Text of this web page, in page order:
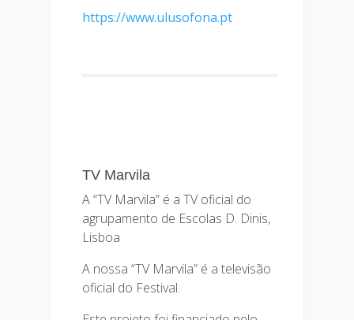
https://www.ulusofona.pt
TV Marvila
A “TV Marvila” é a TV oficial do
agrupamento de Escolas D. Dinis,
Lisboa
A nossa “TV Marvila” é a televisão
oficial do Festival.